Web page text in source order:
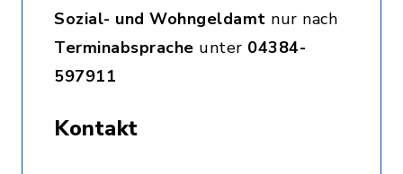
Sozial- und Wohngeldamt nur nach
Terminabsprache unter 04384-
597911
Kontakt